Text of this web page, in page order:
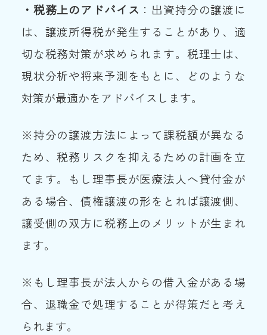
・税務上のアドバイス ：出資持分の譲渡に
は、譲渡所得税が発生することがあり、適
切な税務対策が求められます。税理士は、
現状分析や将来予測をもとに、どのような
対策が最適かをアドバイスします。
※持分の譲渡方法によって課税額が異なる
ため、税務リスクを抑えるための計画を立
てます。もし理事長が医療法人へ貸付金が
ある場合、債権譲渡の形をとれば譲渡側、
譲受側の双方に税務上のメリットが生まれ
ます。
※もし理事長が法人からの借入金がある場
合、退職金で処理することが得策だと考え
られます。